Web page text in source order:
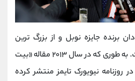
برنده جایزه نوبل و از بزرگ ترین
منتقدان بیت کوین است. به طوری که در سال ۲۰۱۳ مقاله «بیت
روزنامه نیویورک تایمز منتشر کرده